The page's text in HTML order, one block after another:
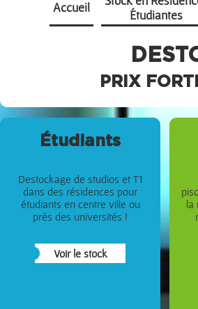
Accueil
Étudiantes
PRIX
Étudiants
Destockage de studios et T1
dans des résidences pour
étudiants en centre ville ou
près des universités !
Voir le stock
la